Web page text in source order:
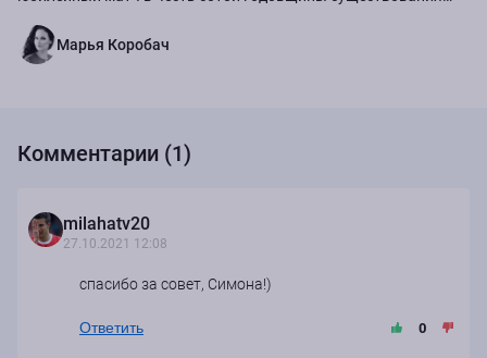
Марья Коробач
Комментарии (1)
milahatv20
27.10.2021 12:08
спасибо за совет, Симона!)
Ответить 0